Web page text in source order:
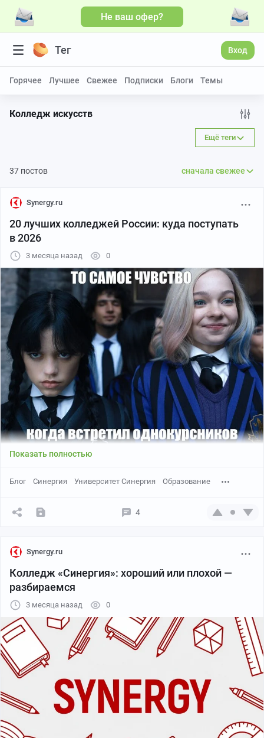
Не ваш офер?
Тег Вход
Горячее Лучшее Свежее Подписки Блоги Темы
Колледж искусств
Ещё теги
37 постов сначала свежее
Synergy.ru
20 лучших колледжей России: куда поступать
в 2026
3 месяца назад 0
Показать полностью
Блог Синергия Университет Синергия Образование
4
Synergy.ru
Колледж «Синергия»: хороший или плохой —
разбираемся
3 месяца назад 0